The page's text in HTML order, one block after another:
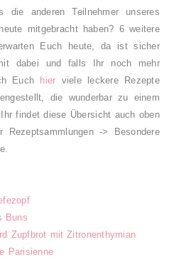
die anderen Teilnehmer unseres
mitgebracht haben? 6 weitere
Euch heute, da ist sicher
dabei und falls Ihr noch mehr
Euch hier viele leckere Rezepte
die wunderbar zu einem
findet diese Übersicht auch oben
Rezeptsammlungen -> Besondere
Buns
Zupfbrot mit Zitronenthymian
Parisienne